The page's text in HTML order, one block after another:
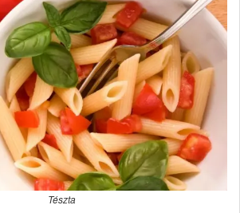
Tészta